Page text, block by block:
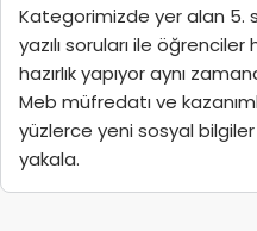
Kategorimizde yer alan 5.
yazılı soruları ile
hazırlık yapıyor aynı
Meb müfredatı ve
yüzlerce yeni sosyal bilgiler
yakala.